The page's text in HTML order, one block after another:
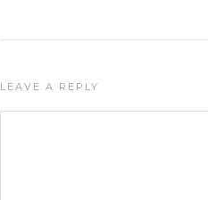
LEAVE A REPLY